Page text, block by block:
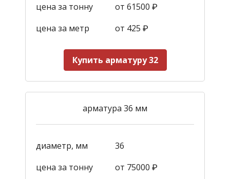
цена за тонну
от 61500 ₽
цена за метр
от 425 ₽
Купить арматуру 32
арматура 36 мм
диаметр, мм
36
цена за тонну
от 75000 ₽